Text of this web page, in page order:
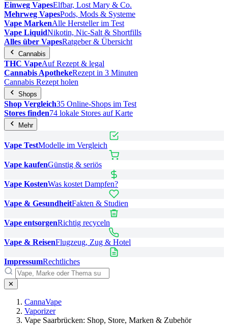
Einweg VapesElfbar, Lost Mary & Co.
Mehrweg VapesPods, Mods & Systeme
Vape MarkenAlle Hersteller im Test
Vape LiquidNikotin, Nic-Salt & Shortfills
Alles über VapesRatgeber & Übersicht
Cannabis
THC VapeAuf Rezept & legal
Cannabis ApothekeRezept in 3 Minuten
Cannabis Rezept holen
Shops
Shop Vergleich35 Online-Shops im Test
Stores finden74 lokale Stores auf Karte
Mehr
Vape TestModelle im Vergleich
Vape kaufenGünstig & seriös
Vape KostenWas kostet Dampfen?
Vape & GesundheitFakten & Studien
Vape entsorgenRichtig recyceln
Vape & ReisenFlugzeug, Zug & Hotel
ImpressumRechtliches
✕
CannaVape
Vaporizer
Vape Saarbrücken: Shop, Store, Marken & Zubehör